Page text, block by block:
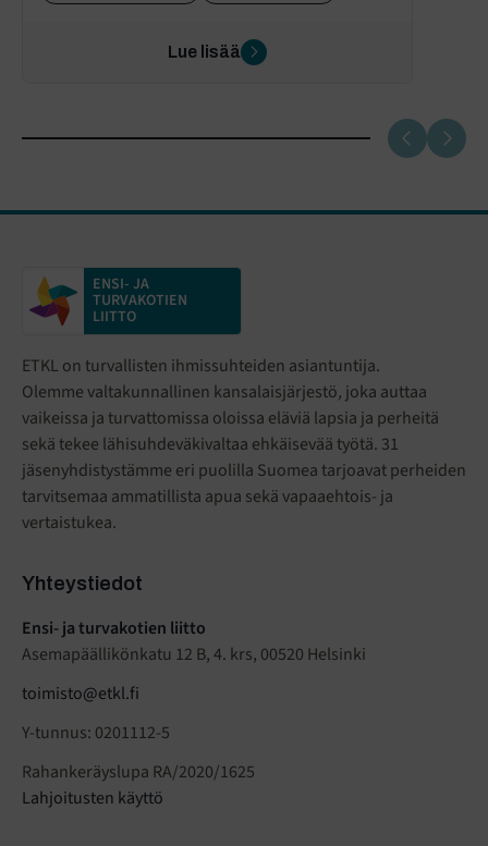
Lue lisää
ENSI- JA
TURVAKOTIEN
LIITTO
ETKL on turvallisten ihmissuhteiden asiantuntija.
Olemme valtakunnallinen kansalaisjärjestö, joka auttaa
vaikeissa ja turvattomissa oloissa eläviä lapsia ja perheitä
sekä tekee lähisuhdeväkivaltaa ehkäisevää työtä. 31
jäsenyhdistystämme eri puolilla Suomea tarjoavat perheiden
tarvitsemaa ammatillista apua sekä vapaaehtois- ja
vertaistukea.
Yhteystiedot
Ensi- ja turvakotien liitto
Asemapäällikönkatu 12 B, 4. krs, 00520 Helsinki
toimisto@etkl.fi
Y-tunnus: 0201112-5
Rahankeräyslupa RA/2020/1625
Lahjoitusten käyttö